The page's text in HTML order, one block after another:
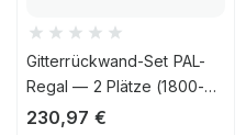
Gitterrückwand-Set PAL-
Regal — 2 Plätze (1800-
1850mm), 1206, 125
230,97 €